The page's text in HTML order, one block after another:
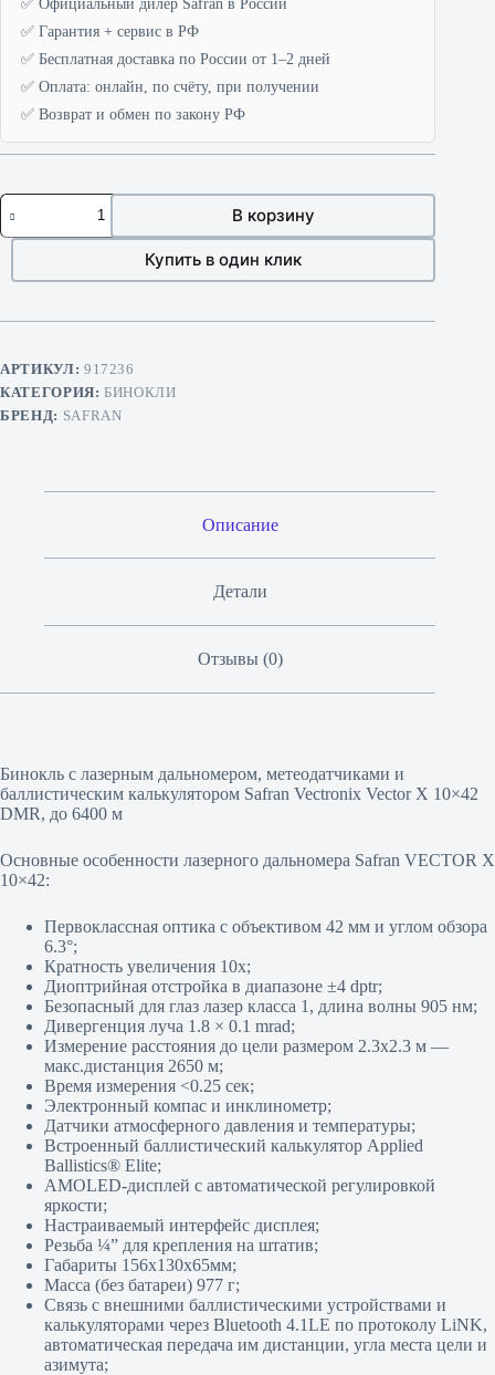
✅ Официальный дилер Safran в России
✅ Гарантия + сервис в РФ
✅ Бесплатная доставка по России от 1–2 дней
✅ Оплата: онлайн, по счёту, при получении
✅ Возврат и обмен по закону РФ
Количество
товара
Safran
Vector
В корзину
Купить в один клик
АРТИКУЛ: 917236
КАТЕГОРИЯ:БИНОКЛИ
БРЕНД: SAFRAN
Описание
Детали
Отзывы (0)
Бинокль с лазерным дальномером, метеодатчиками и
баллистическим калькулятором Safran Vectronix Vector X 10×42
DMR, до 6400 м
Основные особенности лазерного дальномера Safran VECTOR X
10×42:
Первоклассная оптика с объективом 42 мм и углом обзора
6.3°;
Кратность увеличения 10х;
Диоптрийная отстройка в диапазоне ±4 dptr;
Безопасный для глаз лазер класса 1, длина волны 905 нм;
Дивергенция луча 1.8 × 0.1 mrad;
Измерение расстояния до цели размером 2.3х2.3 м —
макс.дистанция 2650 м;
Время измерения <0.25 сек;
Электронный компас и инклинометр;
Датчики атмосферного давления и температуры;
Встроенный баллистический калькулятор Applied
Ballistics® Elite;
AMOLED-дисплей с автоматической регулировкой
яркости;
Настраиваемый интерфейс дисплея;
Резьба ¼” для крепления на штатив;
Габариты 156х130х65мм;
Масса (без батареи) 977 г;
Связь с внешними баллистическими устройствами и
калькуляторами через Bluetooth 4.1LE по протоколу LiNK,
автоматическая передача им дистанции, угла места цели и
азимута;